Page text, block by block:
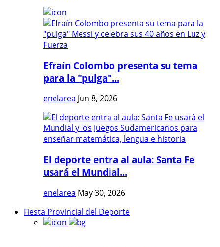
Efraín Colombo presenta su tema
para la "pulga"...
enelarea Jun 8, 2026
El deporte entra al aula: Santa Fe
usará el Mundial...
enelarea May 30, 2026
Fiesta Provincial del Deporte